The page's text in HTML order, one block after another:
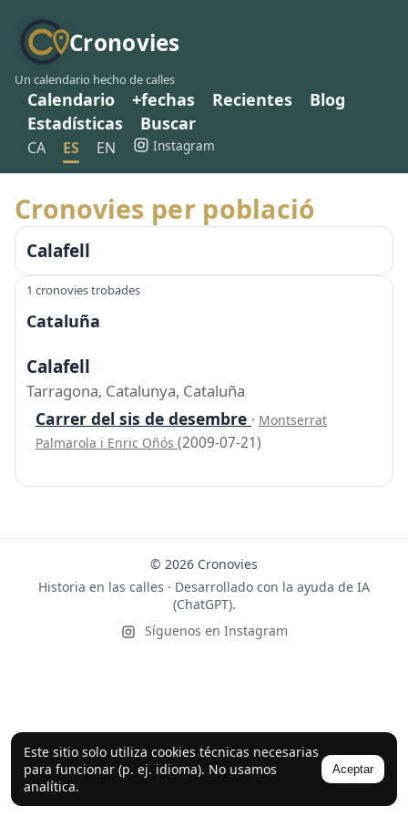
Cronovies
Un calendario hecho de calles
Calendario +fechas Recientes
Blog
Estadísticas
Buscar
CA ES EN Instagram
Este sitio solo utiliza cookies técnicas necesarias
para funcionar (p. ej. idioma). No usamos
analítica.
Aceptar
Cronovies per població
Calafell
1 cronovies trobades
Cataluña
Calafell
Tarragona, Catalunya, Cataluña
Carrer del sis de desembre · Montserrat
Palmarola i Enric Oñós (2009-07-21)
© 2026 Cronovies
Historia en las calles · Desarrollado con la ayuda de IA
(ChatGPT).
Síguenos en Instagram